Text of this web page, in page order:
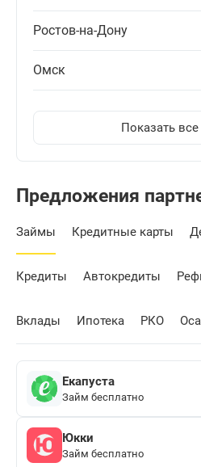
Ростов-на-Дону
Омск
Показать все
Предложения
Займы Кредитные карты
Кредиты Автокредиты
Вклады Ипотека РКО
Екапуста
Займ бесплатно
Юкки
Займ бесплатно